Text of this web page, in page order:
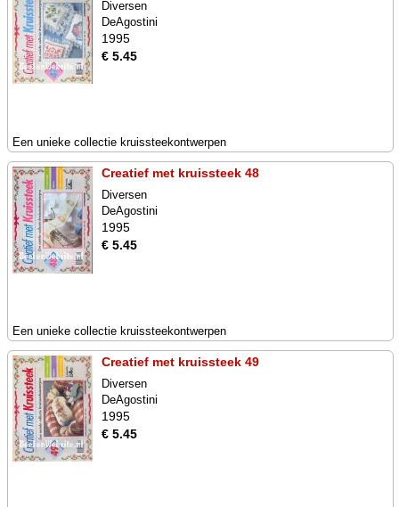
Diversen
DeAgostini
1995
€ 5.45
Een unieke collectie kruissteekontwerpen
Creatief met kruissteek 48
Diversen
DeAgostini
1995
€ 5.45
Een unieke collectie kruissteekontwerpen
Creatief met kruissteek 49
Diversen
DeAgostini
1995
€ 5.45